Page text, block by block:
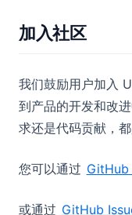
加入社区
我们鼓励用户加入
到产品的开发和改
求还是代码贡献，
您可以通过 GitHub
或通过 GitHub